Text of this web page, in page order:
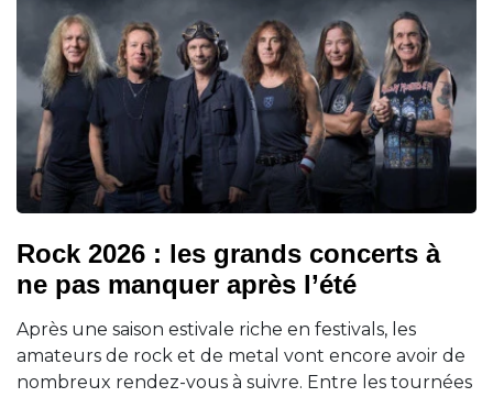
Rock 2026 : les grands concerts à
ne pas manquer après l’été
Après une saison estivale riche en festivals, les
amateurs de rock et de metal vont encore avoir de
nombreux rendez-vous à suivre. Entre les tournées